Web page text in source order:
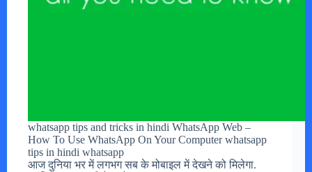
whatsapp tips and tricks in hindi WhatsApp Web –
How To Use WhatsApp On Your Computer whatsapp
tips in hindi whatsapp
आज दुनिया भर में लगभग सब के मोबाइल में देखने को मिलेगा.